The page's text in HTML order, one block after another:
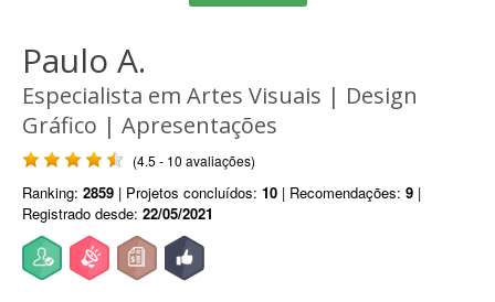
Paulo A.
Especialista em Artes Visuais | Design
Gráfico | Apresentações
(4.5 - 10 avaliações)
Ranking: 2859 | Projetos concluídos: 10 | Recomendações: 9 |
Registrado desde: 22/05/2021